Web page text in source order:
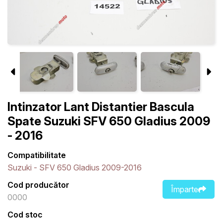
Intinzator Lant Distantier Bascula
Spate Suzuki SFV 650 Gladius 2009
- 2016
Compatibilitate
Suzuki - SFV 650 Gladius 2009-2016
Împarte
Cod producător
0000
Cod stoc